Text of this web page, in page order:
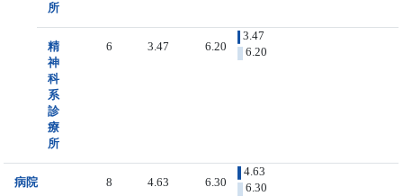
所
精
神
科
系
診
療
所
6 3.47 6.20
3.47
6.20
病院 8 4.63 6.30
4.63
6.30